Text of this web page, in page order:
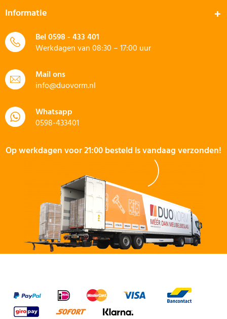
Informatie
Bel0598 - 433 401
Werkdagen van 08:30 – 17:00 uur
Mail ons
info@duovorm.nl
Whatsapp
0598-433401
Op werkdagen voor 21:00 besteld is vandaag verzonden!